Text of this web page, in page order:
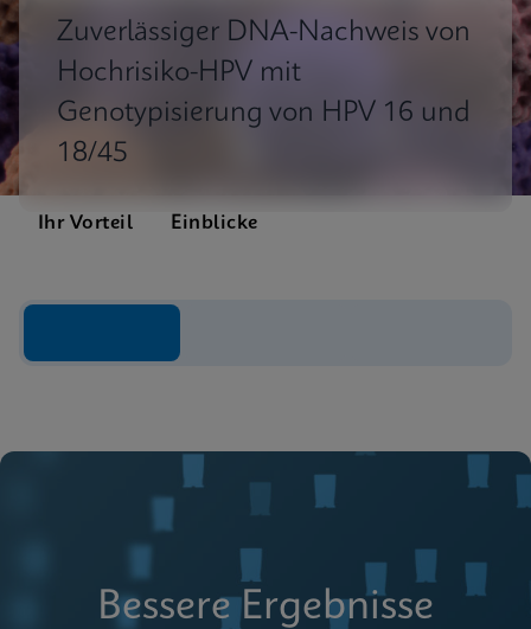
Zuverlässiger DNA-Nachweis von
Hochrisiko-HPV mit
Genotypisierung von HPV 16 und
18/45
Ihr Vorteil Einblicke
Bessere Ergebnisse